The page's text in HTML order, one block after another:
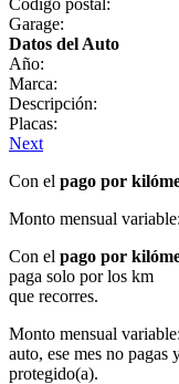
Garage:
Datos del Auto
Año:
Marca:
Descripción:
Placas:
Next
Con el pago por
Monto mensual
Con el pago por
paga solo por los km
que recorres.
Monto mensual
auto, ese mes no pagas
protegido(a).